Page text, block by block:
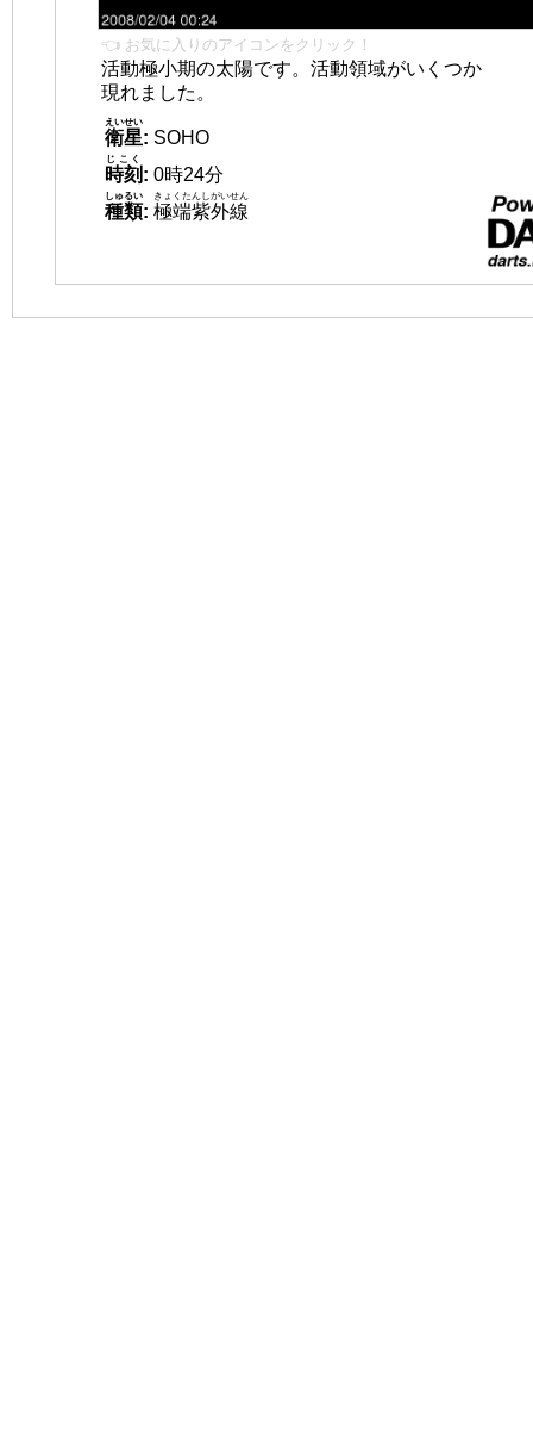
👈 お気に入りのアイコンをクリック！
活動極小期の太陽です。活動領域がいくつか
現れました。
衛星
えいせい
: SOHO
時刻
じこく
: 0時24分
種類
しゅるい
: 極端紫外線
きょくたんしがいせん